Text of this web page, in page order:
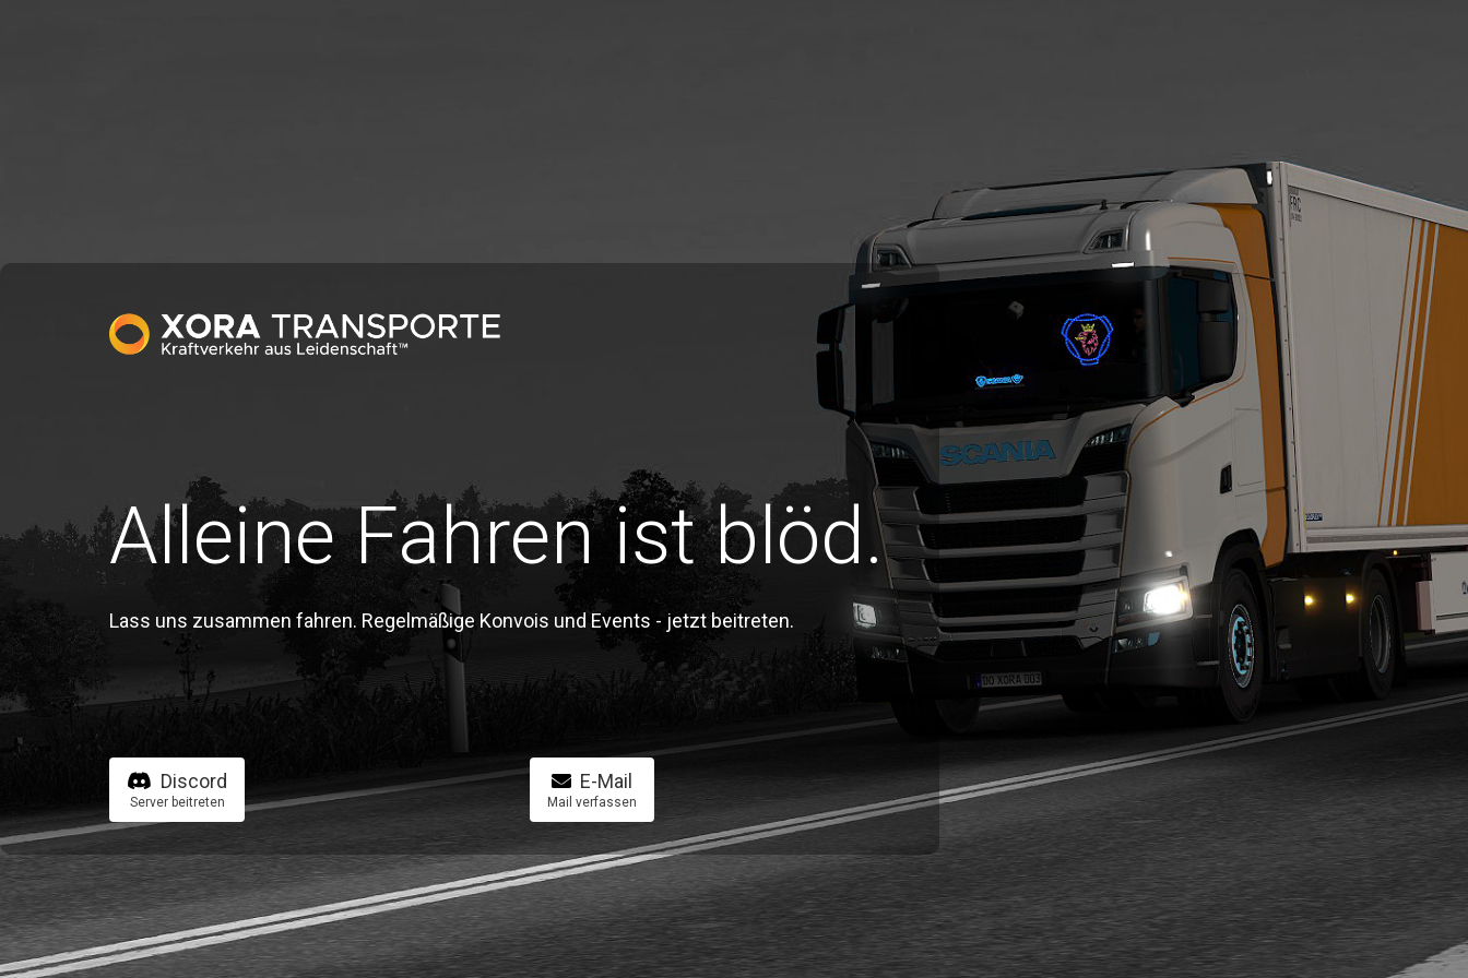
Alleine Fahren ist blöd.
Lass uns zusammen fahren. Regelmäßige Konvois und Events - jetzt beitreten.
Discord
Server beitreten
E-Mail
Mail verfassen